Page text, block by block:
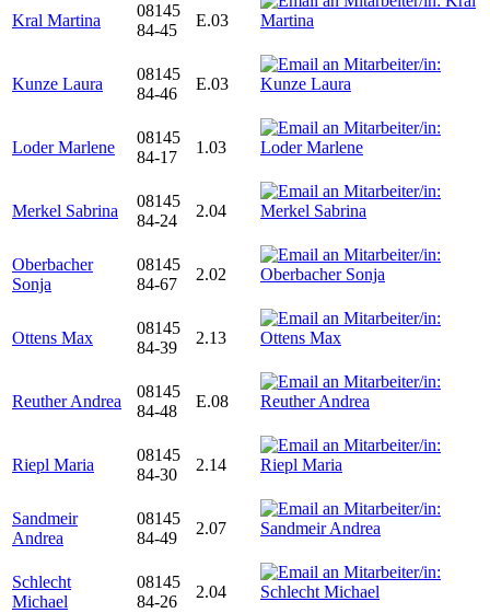
Kral Martina
08145
84-45
E.03
Kunze Laura
08145
84-46
E.03
Loder Marlene
08145
84-17
1.03
Merkel Sabrina
08145
84-24
2.04
Oberbacher
Sonja
08145
84-67
2.02
Ottens Max
08145
84-39
2.13
Reuther Andrea
08145
84-48
E.08
Riepl Maria
08145
84-30
2.14
Sandmeir
Andrea
08145
84-49
2.07
Schlecht
Michael
08145
84-26
2.04